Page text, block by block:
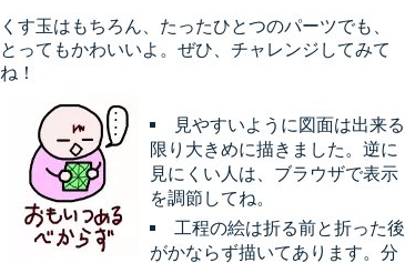
くす玉はもちろん、たったひとつのパーツでも、
とってもかわいいよ。ぜひ、チャレンジしてみて
ね！
見やすいように図面は出来る
限り大きめに描きました。逆に
見にくい人は、ブラウザで表示
を調節してね。
工程の絵は折る前と折った後
がかならず描いてあります。分